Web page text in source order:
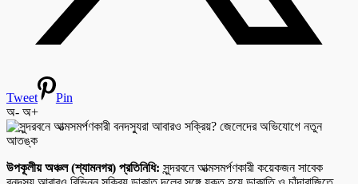
Tweet
Pin
অ- অ+
উপকূলীয় অঞ্চল (শ্যামনগর) প্রতিনিধি: সুন্দরবনে আত্মসমর্পণকারী কয়েকজন সাবেক